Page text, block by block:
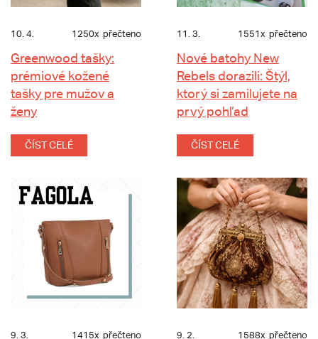
10. 4. 1250x přečteno
Greenwood tašky:
prémiové kožené
tašky pre mužov a
ženy
ČÍST CELÉ
11. 3. 1551x přečteno
Nové batohy New
Rebels dorazili: Štýl,
ktorý si zamilujete na
prvý pohľad
ČÍST CELÉ
9. 3. 1415x přečteno 9. 2. 1588x přečteno